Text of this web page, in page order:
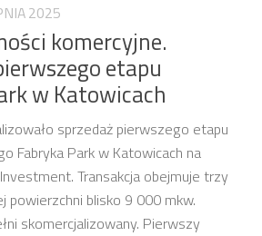
2025
komercyjne.
etapu
w Katowicach
sprzedaż pierwszego etapu
Fabryka Park w Katowicach na
Transakcja obejmuje trzy
powierzchni blisko 9 000 mkw.
skomercjalizowany. Pierwszy